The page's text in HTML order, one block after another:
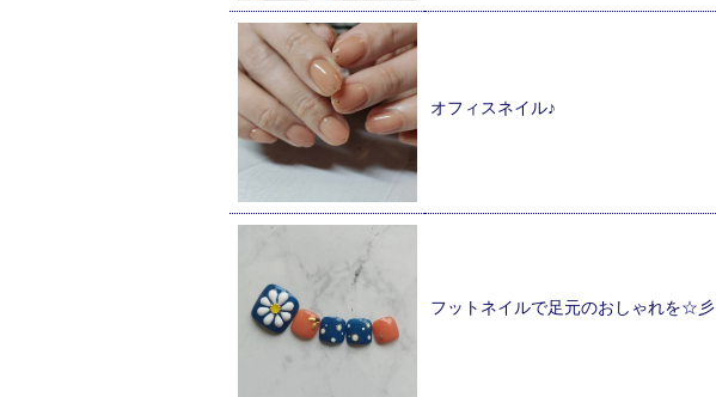
オフィスネイル♪
フットネイルで足元のおしゃれを☆彡